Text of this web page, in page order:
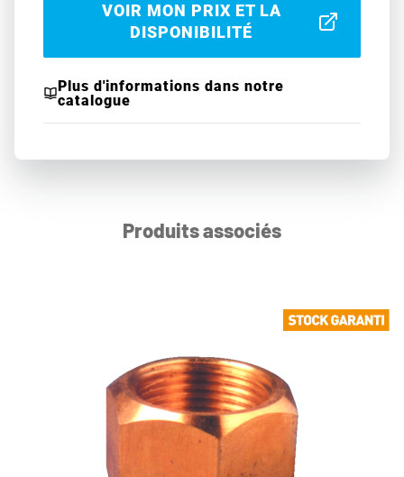
VOIR MON PRIX ET LA
DISPONIBILITÉ
Plus d'informations dans notre
catalogue
Produits associés